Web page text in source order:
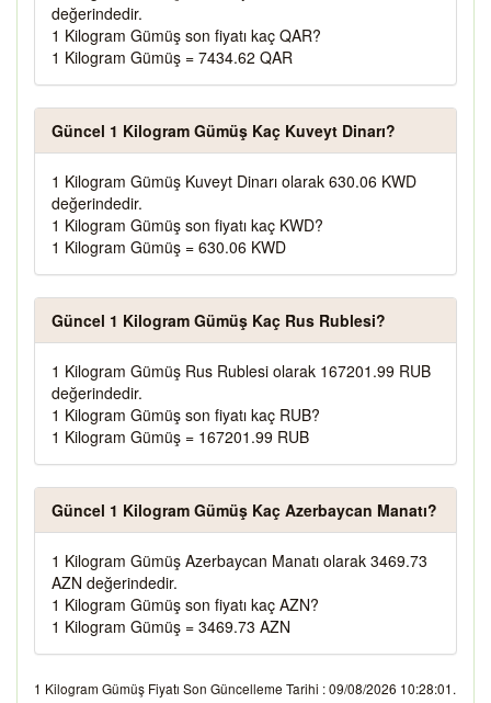
değerindedir.
1 Kilogram Gümüş son fiyatı kaç QAR?
1 Kilogram Gümüş = 7434.62 QAR
Güncel 1 Kilogram Gümüş Kaç Kuveyt Dinarı?
1 Kilogram Gümüş Kuveyt Dinarı olarak 630.06 KWD
değerindedir.
1 Kilogram Gümüş son fiyatı kaç KWD?
1 Kilogram Gümüş = 630.06 KWD
Güncel 1 Kilogram Gümüş Kaç Rus Rublesi?
1 Kilogram Gümüş Rus Rublesi olarak 167201.99 RUB
değerindedir.
1 Kilogram Gümüş son fiyatı kaç RUB?
1 Kilogram Gümüş = 167201.99 RUB
Güncel 1 Kilogram Gümüş Kaç Azerbaycan Manatı?
1 Kilogram Gümüş Azerbaycan Manatı olarak 3469.73
AZN değerindedir.
1 Kilogram Gümüş son fiyatı kaç AZN?
1 Kilogram Gümüş = 3469.73 AZN
1 Kilogram Gümüş Fiyatı Son Güncelleme Tarihi : 09/08/2026 10:28:01.